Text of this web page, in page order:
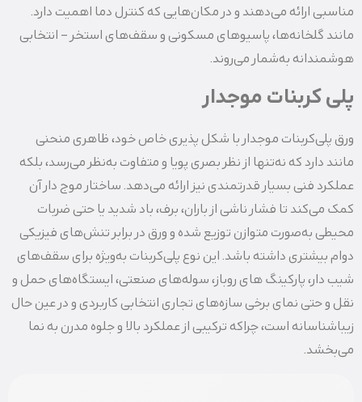
مناسبی ارائه می‌دهند و در مکان‌هایی که کنترل دما اهمیت دارد.
مانند گلخانه‌ها، پاسیوهای مسکونی و سقف‌های استخر – انتخابی
هوشمندانه به‌شمار می‌روند.
پلی‌ کربنات موجدار
ورق پلی‌کربنات موجدار با شکل‌ پذیری خاص خود، ظاهری منحنی‌
مانند دارد که نه‌تنها از نظر بصری پویا و متفاوت به‌نظر می‌رسد، بلکه
عملکرد فنی بسیار قدرتمندی نیز ارائه می‌دهد. ساختار موج‌ دار آن
کمک می‌کند تا فشار ناشی از باران، برف، باد شدید یا حتی ضربات
محیطی به‌صورت متوازن توزیع شده و ورق در برابر تنش‌های فیزیکی
دوام بیشتری داشته باشد. این نوع پلی‌کربنات به‌ویژه برای سقف‌های
شیب‌ دار، پارکینگ‌ های روباز، سوله‌های صنعتی، ایستگاه‌های حمل‌ و
نقل و حتی نمای برخی سازه‌های تجاری انتخابی کاربردی و در عین حال
زیباشناسانه است، چراکه ترکیبی از عملکرد بالا و جلوه مدرن به نما
می‌بخشد.